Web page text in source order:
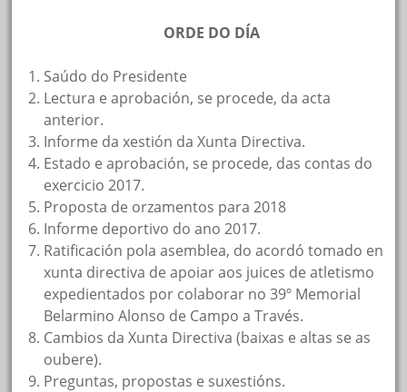
ORDE DO DÍA
Saúdo do Presidente
Lectura e aprobación, se procede, da acta
anterior.
Informe da xestión da Xunta Directiva.
Estado e aprobación, se procede, das contas do
exercicio 2017.
Proposta de orzamentos para 2018
Informe deportivo do ano 2017.
Ratificación pola asemblea, do acordó tomado en
xunta directiva de apoiar aos juices de atletismo
expedientados por colaborar no 39º Memorial
Belarmino Alonso de Campo a Través.
Cambios da Xunta Directiva (baixas e altas se as
oubere).
Preguntas, propostas e suxestións.